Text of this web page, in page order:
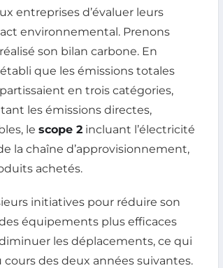
entreprises d’évaluer leurs
environnemental. Prenons
son bilan carbone. En
que les émissions totales
en trois catégories,
les émissions directes,
le scope 2 incluant l’électricité
la chaîne d’approvisionnement,
achetés.
initiatives pour réduire son
équipements plus efficaces
les déplacements, ce qui
cours des deux années suivantes.